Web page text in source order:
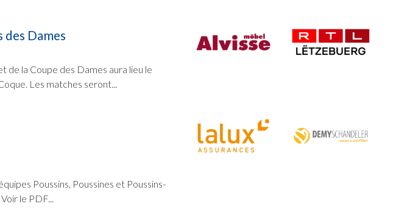
Dames
de la Coupe des Dames aura lieu le
Les matches seront...
Poussins, Poussines et Poussins-
le PDF...